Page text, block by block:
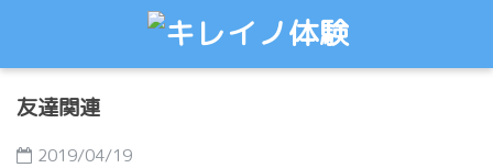
友達関連
2019/04/19